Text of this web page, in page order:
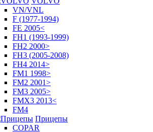
VN/VNL
F (1977-1994)
FE 2005<
FH1 (1993-1999)
FH2 2000>
FH3 (2005-2008)
FH4 2014>
FM1 1998>
FM2 2001>
FM3 2005>
FMX3 2013<
FM4
Прицепы
COPAR